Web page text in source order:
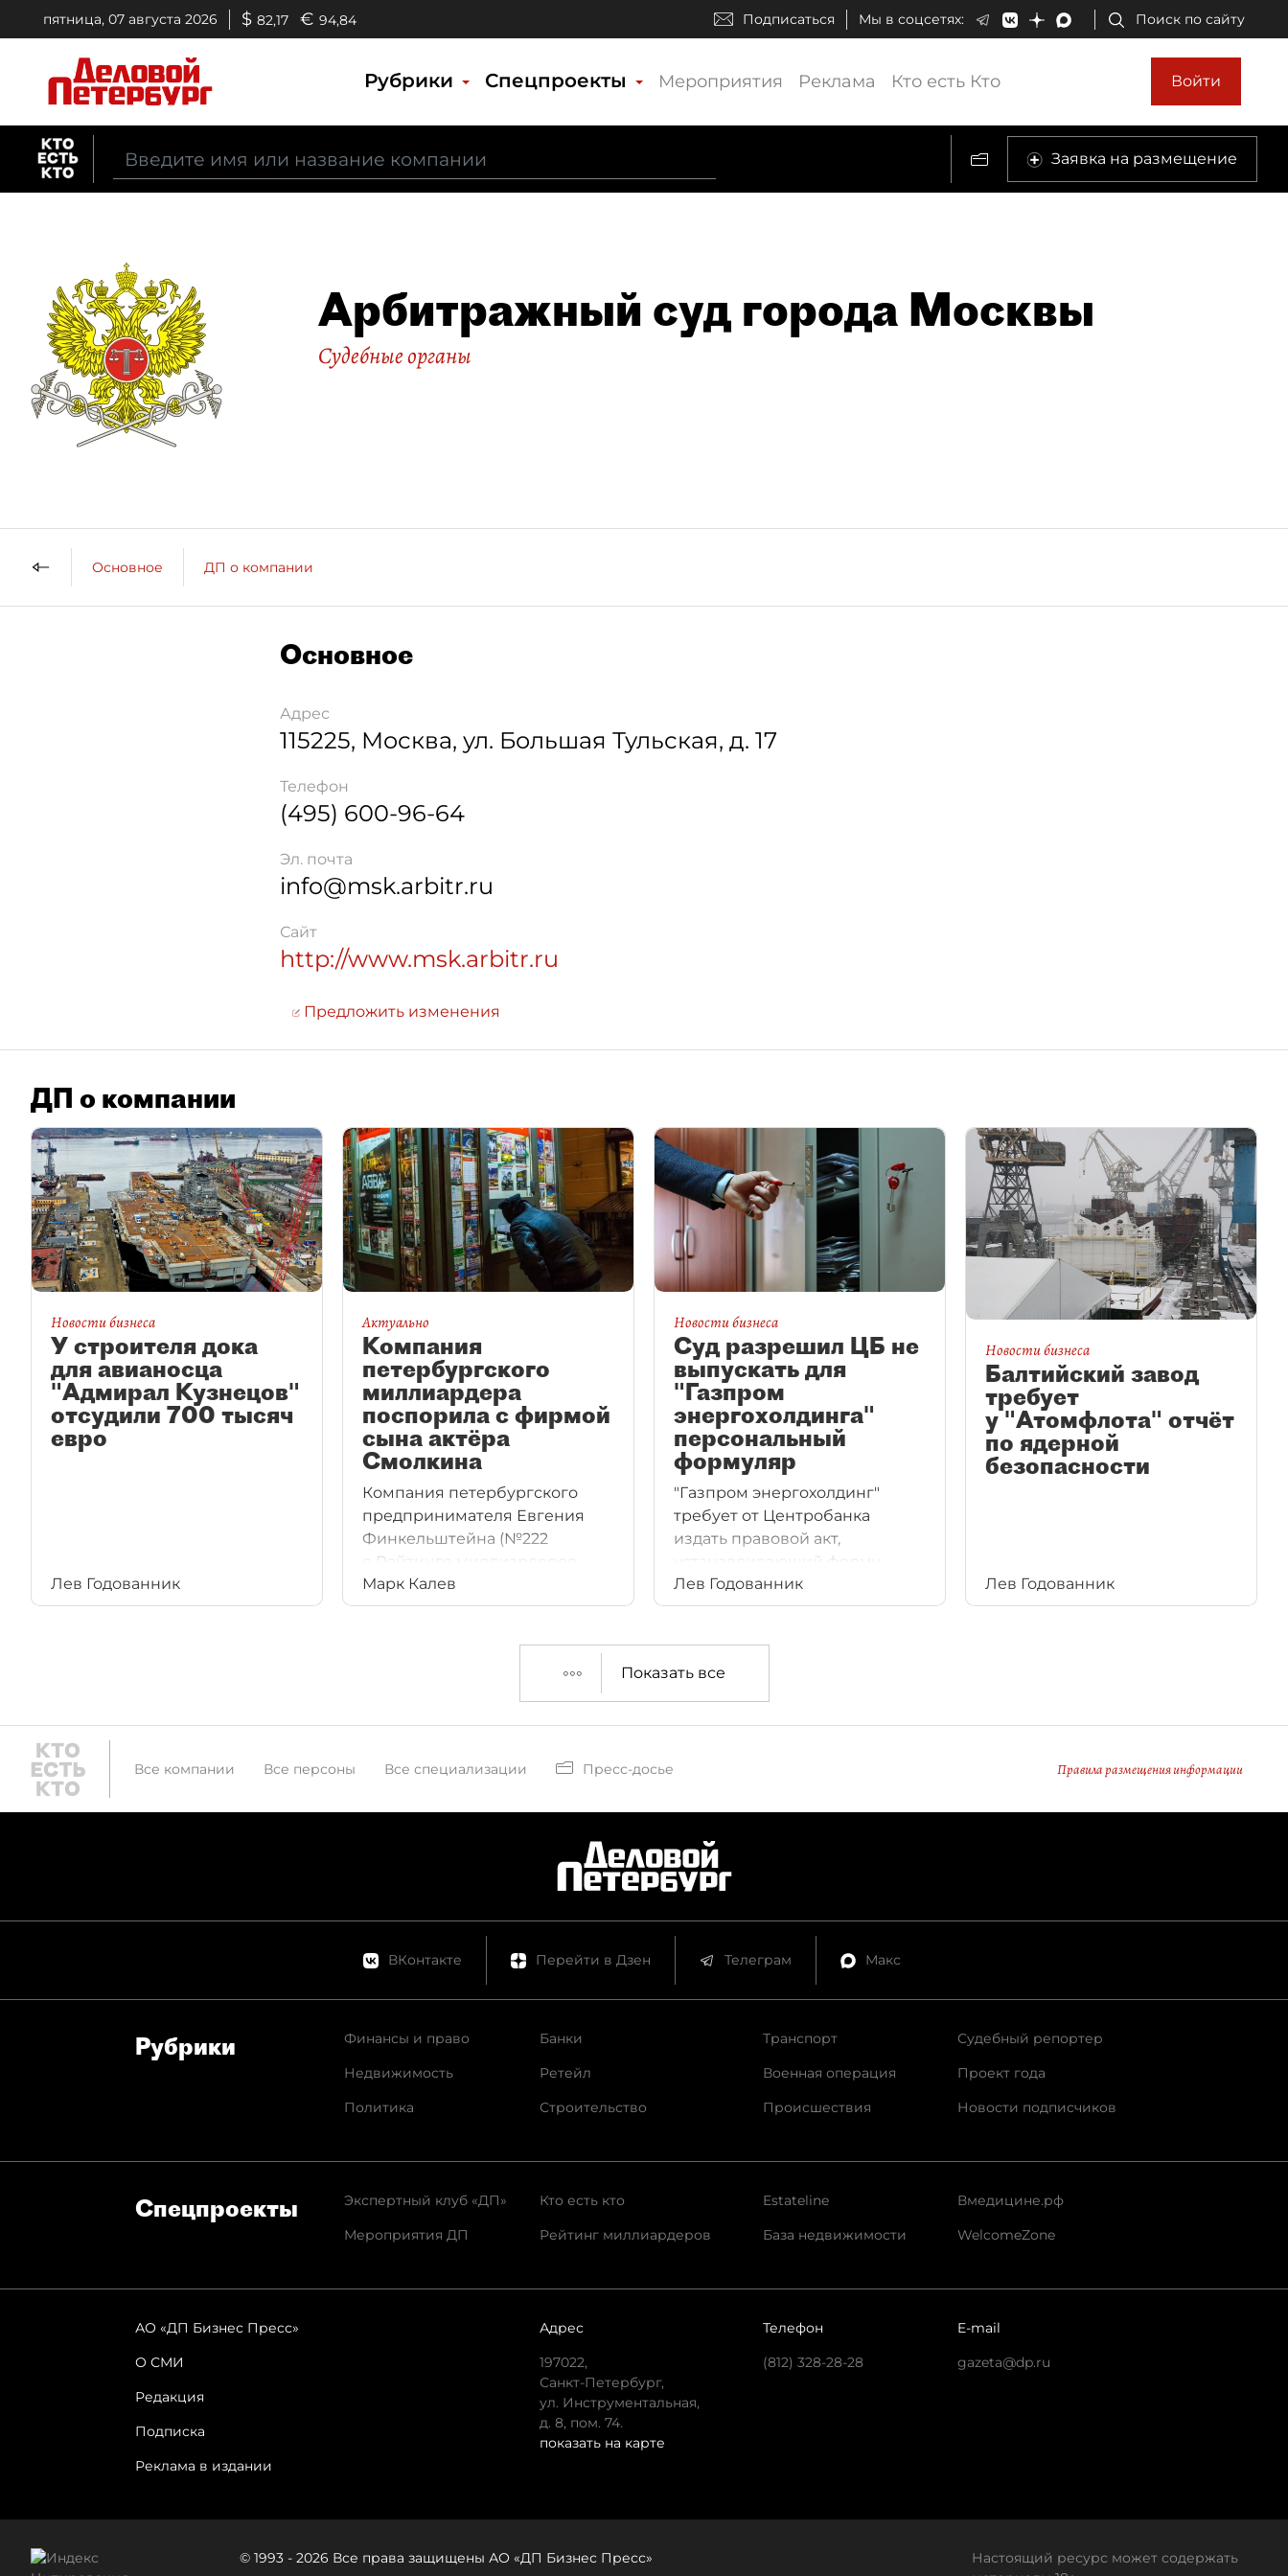
пятница, 07 августа 2026 $ 82,17 € 94,84 Подписаться Мы в соцсетях: Поиск по сайту
Рубрики Спецпроекты Мероприятия Реклама Кто есть Кто Войти
Заявка на размещение
Арбитражный суд города Москвы
Судебные органы
Основное ДП о компании
Основное
Адрес
115225, Москва, ул. Большая Тульская, д. 17
Телефон
(495) 600-96-64
Эл. почта
info@msk.arbitr.ru
Сайт
http://www.msk.arbitr.ru
Предложить изменения
ДП о компании
Новости бизнеса
У строителя дока
для авианосца
"Адмирал Кузнецов"
отсудили 700 тысяч
евро
Лев Годованник
Актуально
Компания
петербургского
миллиардера
поспорила с фирмой
сына актёра
Смолкина
Компания петербургского
предпринимателя Евгения
Финкельштейна (№222
в Рейтинге миллиардеров
"ДП" — 2025) взыскала почти
3 млн рублей с продюсерского
Марк Калев
Новости бизнеса
Суд разрешил ЦБ не
выпускать для
"Газпром
энергохолдинга"
персональный
формуляр
"Газпром энергохолдинг"
требует от Центробанка
издать правовой акт,
устанавливающий форму
и порядок направления
уведомлений о нераскрытии
информационный ресурс
бухгалтерской отчётности.
Лев Годованник
Новости бизнеса
Балтийский завод
требует
у "Атомфлота" отчёт
по ядерной
безопасности
Лев Годованник
Показать все
Все компании Все персоны Все специализации Пресс-досье Правила размещения информации
ВКонтакте Перейти в Дзен Телеграм Макс
Рубрики
Финансы и право
Недвижимость
Политика
Банки
Ретейл
Строительство
Транспорт
Военная операция
Происшествия
Судебный репортер
Проект года
Новости подписчиков
Спец­проекты
Экспертный клуб «ДП»
Мероприятия ДП
Кто есть кто
Рейтинг миллиардеров
Estateline
База недвижимости
Вмедицине.рф
WelcomeZone
АО «ДП Бизнес Пресс»
О СМИ
Редакция
Подписка
Реклама в издании
Адрес
197022,
Санкт-Петербург,
ул. Инструментальная,
д. 8, пом. 74.
показать на карте
Телефон
(812) 328-28-28
E-mail
gazeta@dp.ru
© 1993 - 2026 Все права защищены АО «ДП Бизнес Пресс»
Настоящий ресурс может содержать